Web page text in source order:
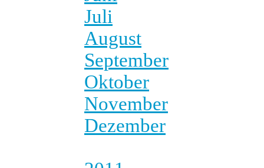
Juli
August
September
Oktober
November
Dezember